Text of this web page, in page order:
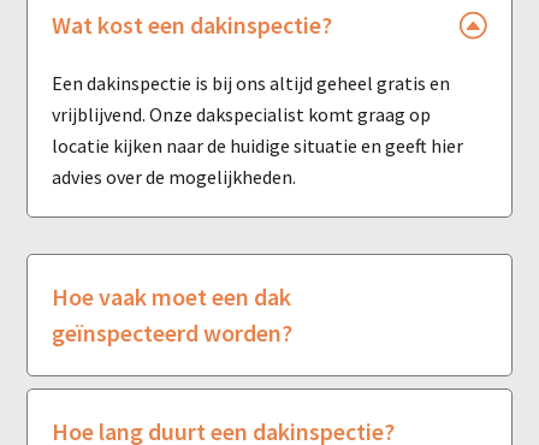
Wat kost een dakinspectie?
Een dakinspectie is bij ons altijd geheel gratis en
vrijblijvend. Onze dakspecialist komt graag op
locatie kijken naar de huidige situatie en geeft hier
advies over de mogelijkheden.
Hoe vaak moet een dak
geïnspecteerd worden?
Hoe lang duurt een dakinspectie?